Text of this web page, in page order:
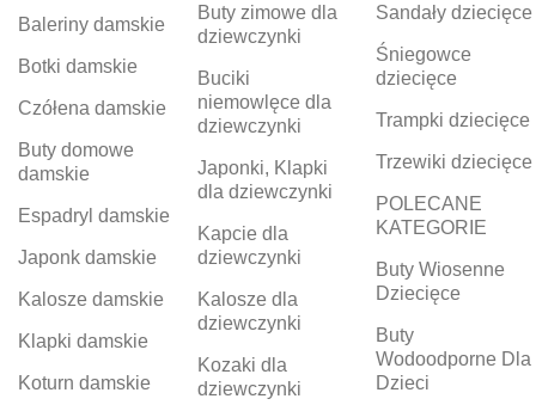
Baleriny damskie
Botki damskie
Czółena damskie
Buty domowe
damskie
Espadryl damskie
Japonk damskie
Kalosze damskie
Klapki damskie
Koturn damskie
Buty zimowe dla
dziewczynki
Buciki
niemowlęce dla
dziewczynki
Japonki, Klapki
dla dziewczynki
Kapcie dla
dziewczynki
Kalosze dla
dziewczynki
Kozaki dla
dziewczynki
Sandały dziecięce
Śniegowce
dziecięce
Trampki dziecięce
Trzewiki dziecięce
POLECANE
KATEGORIE
Buty Wiosenne
Dziecięce
Buty
Wodoodporne Dla
Dzieci